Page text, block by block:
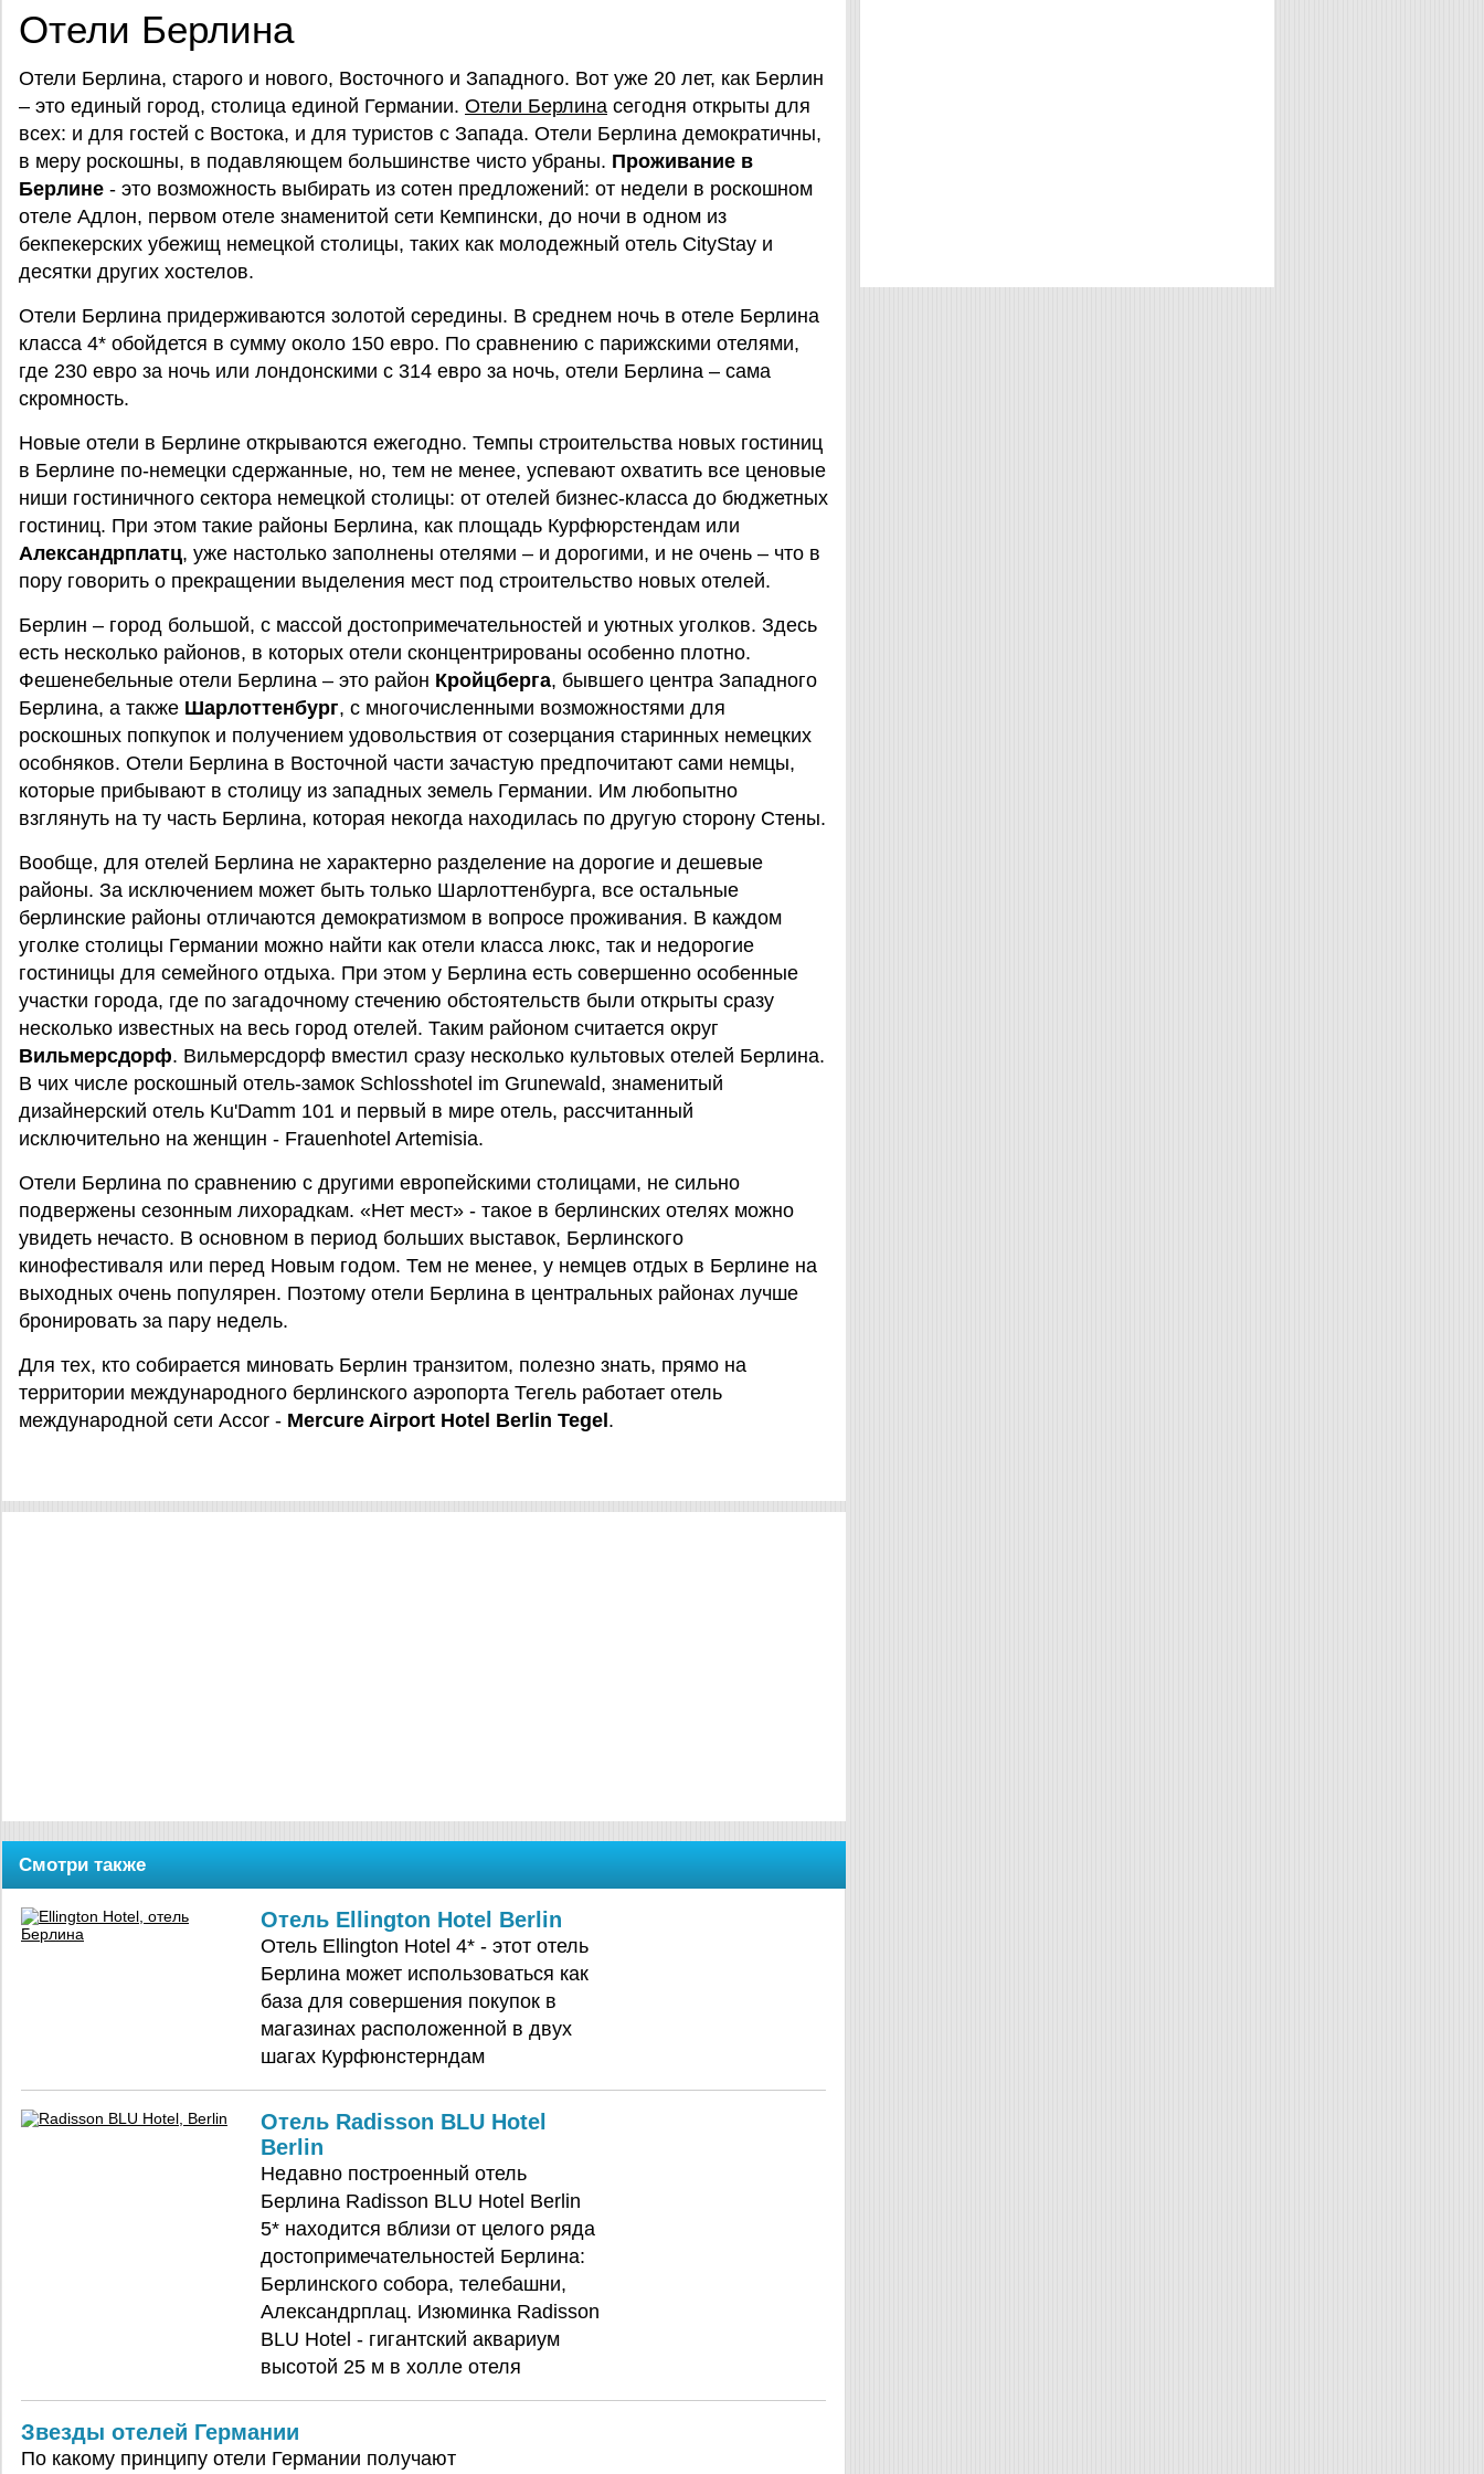
Отели Берлина
Отели Берлина, старого и нового, Восточного и Западного. Вот уже 20 лет, как Берлин
– это единый город, столица единой Германии. Отели Берлина сегодня открыты для
всех: и для гостей с Востока, и для туристов с Запада. Отели Берлина демократичны,
в меру роскошны, в подавляющем большинстве чисто убраны. Проживание в
Берлине - это возможность выбирать из сотен предложений: от недели в роскошном
отеле Адлон, первом отеле знаменитой сети Кемпински, до ночи в одном из
бекпекерских убежищ немецкой столицы, таких как молодежный отель CityStay и
десятки других хостелов.
Отели Берлина придерживаются золотой середины. В среднем ночь в отеле Берлина
класса 4* обойдется в сумму около 150 евро. По сравнению с парижскими отелями,
где 230 евро за ночь или лондонскими с 314 евро за ночь, отели Берлина – сама
скромность.
Новые отели в Берлине открываются ежегодно. Темпы строительства новых гостиниц
в Берлине по-немецки сдержанные, но, тем не менее, успевают охватить все ценовые
ниши гостиничного сектора немецкой столицы: от отелей бизнес-класса до бюджетных
гостиниц. При этом такие районы Берлина, как площадь Курфюрстендам или
Александрплатц, уже настолько заполнены отелями – и дорогими, и не очень – что в
пору говорить о прекращении выделения мест под строительство новых отелей.
Берлин – город большой, с массой достопримечательностей и уютных уголков. Здесь
есть несколько районов, в которых отели сконцентрированы особенно плотно.
Фешенебельные отели Берлина – это район Кройцберга, бывшего центра Западного
Берлина, а также Шарлоттенбург, с многочисленными возможностями для
роскошных попкупок и получением удовольствия от созерцания старинных немецких
особняков. Отели Берлина в Восточной части зачастую предпочитают сами немцы,
которые прибывают в столицу из западных земель Германии. Им любопытно
взглянуть на ту часть Берлина, которая некогда находилась по другую сторону Стены.
Вообще, для отелей Берлина не характерно разделение на дорогие и дешевые
районы. За исключением может быть только Шарлоттенбурга, все остальные
берлинские районы отличаются демократизмом в вопросе проживания. В каждом
уголке столицы Германии можно найти как отели класса люкс, так и недорогие
гостиницы для семейного отдыха. При этом у Берлина есть совершенно особенные
участки города, где по загадочному стечению обстоятельств были открыты сразу
несколько известных на весь город отелей. Таким районом считается округ
Вильмерсдорф. Вильмерсдорф вместил сразу несколько культовых отелей Берлина.
В чих числе роскошный отель-замок Schlosshotel im Grunewald, знаменитый
дизайнерский отель Ku'Damm 101 и первый в мире отель, рассчитанный
исключительно на женщин - Frauenhotel Artemisia.
Отели Берлина по сравнению с другими европейскими столицами, не сильно
подвержены сезонным лихорадкам. «Нет мест» - такое в берлинских отелях можно
увидеть нечасто. В основном в период больших выставок, Берлинского
кинофестиваля или перед Новым годом. Тем не менее, у немцев отдых в Берлине на
выходных очень популярен. Поэтому отели Берлина в центральных районах лучше
бронировать за пару недель.
Для тех, кто собирается миновать Берлин транзитом, полезно знать, прямо на
территории международного берлинского аэропорта Тегель работает отель
международной сети Accor - Mercure Airport Hotel Berlin Tegel .
Смотри также
Отель Ellington Hotel Berlin
Отель Ellington Hotel 4* - этот отель
Берлина может использоваться как
база для совершения покупок в
магазинах расположенной в двух
шагах Курфюнстерндам
Отель Radisson BLU Hotel
Berlin
Недавно построенный отель
Берлина Radisson BLU Hotel Berlin
5* находится вблизи от целого ряда
достопримечательностей Берлина:
Берлинского собора, телебашни,
Александрплац. Изюминка Radisson
BLU Hotel - гигантский аквариум
высотой 25 м в холле отеля
Звезды отелей Германии
По какому принципу отели Германии получают